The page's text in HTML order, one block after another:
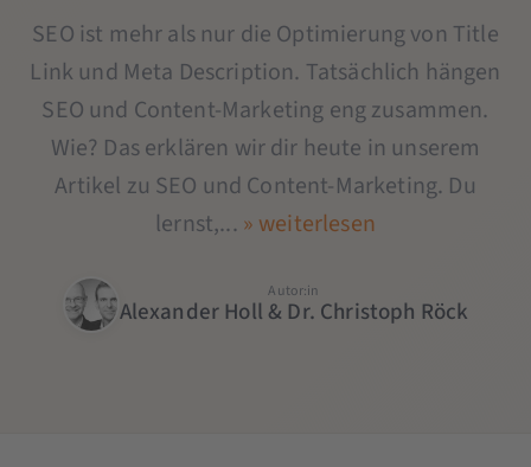
SEO ist mehr als nur die Optimierung von Title
Link und Meta Description. Tatsächlich hängen
SEO und Content-Marketing eng zusammen.
Wie? Das erklären wir dir heute in unserem
Artikel zu SEO und Content-Marketing. Du
lernst,... » weiterlesen
Autor:in
Alexander Holl & Dr. Christoph Röck